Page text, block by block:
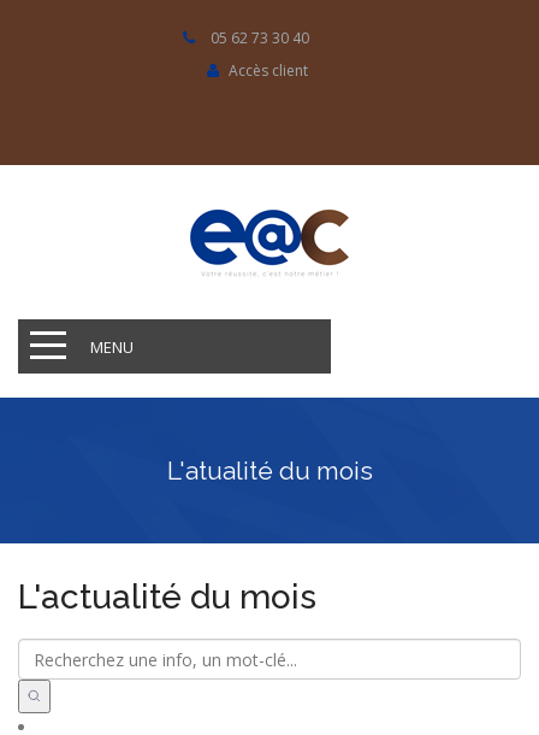
05 62 73 30 40
Accès client
MENU
L'atualité du mois
L'actualité du mois